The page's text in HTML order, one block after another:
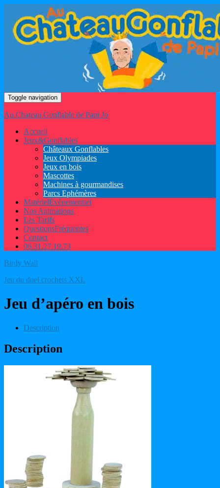
Toggle navigation
Au Chateau Gonflable de Papi Jo
Accueil
Jeux&Gonflables
Châteaux Gonflables
Jeux Olympiades
Jeux en bois
Mascottes
Machines à gourmandises
Parcs Ephémères
MatérielÉvènementiel
Nos Animations
Les Tarifs
QuestionsFréquentes
Contact
06.31.27.19.73
Birdy Wall
Jeu du duel crochets XXL
Jeu d’apéro en bois
Description
Description